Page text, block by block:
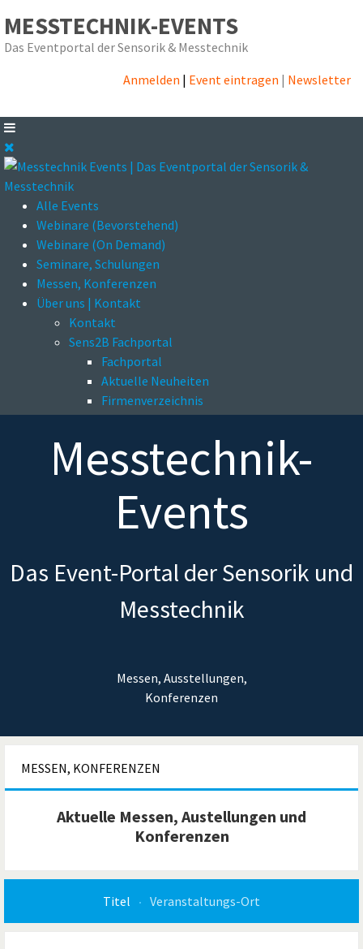
MESSTECHNIK-EVENTS
Das Eventportal der Sensorik & Messtechnik
Anmelden | Event eintragen | Newsletter
Alle Events
Webinare (Bevorstehend)
Webinare (On Demand)
Seminare, Schulungen
Messen, Konferenzen
Über uns | Kontakt
Kontakt
Sens2B Fachportal
Fachportal
Aktuelle Neuheiten
Firmenverzeichnis
Messtechnik-
Events
Das Event-Portal der Sensorik und
Messtechnik
Messen, Ausstellungen,
Konferenzen
MESSEN, KONFERENZEN
Aktuelle Messen, Austellungen und
Konferenzen
Titel Veranstaltungs-Ort